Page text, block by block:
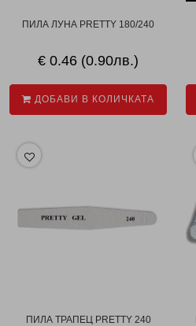
ПИЛА ЛУНА PRETTY 180/240
€ 0.46 (0.90лв.)
ДОБАВИ В КОЛИЧКАТА
ПИЛА ТРАПЕЦ PRETTY 240